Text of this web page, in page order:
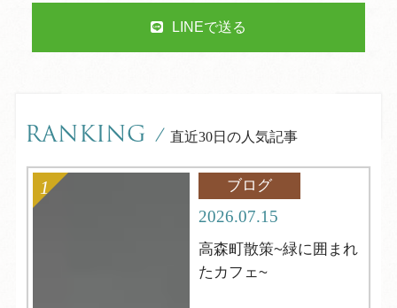
LINEで送る
RANKING / 直近30日の人気記事
ブログ
2026.07.15
高森町散策~緑に囲まれ
たカフェ~